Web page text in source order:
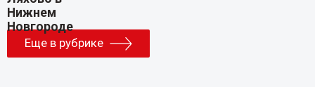
Еще в рубрике